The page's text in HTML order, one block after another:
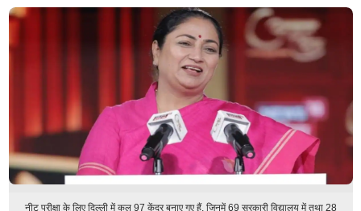
नीट परीक्षा के लिए दिल्ली में कुल 97 केंद्र बनाए गए हैं, जिनमें 69 सरकारी विद्यालय में तथा 28